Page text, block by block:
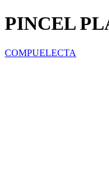
PINCEL
COMPUELECTA